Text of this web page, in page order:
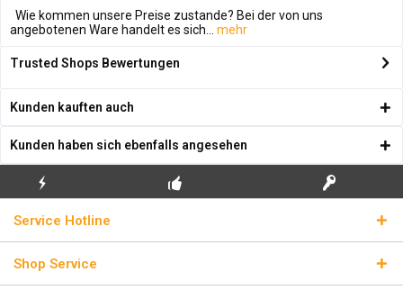
Wie kommen unsere Preise zustande? Bei der von uns
angebotenen Ware handelt es sich...
mehr
Trusted Shops Bewertungen
Kunden kauften auch
Kunden haben sich ebenfalls angesehen
BLITZVERSAND
LIZENZSCHLÜSSEL
Service Hotline
Shop Service